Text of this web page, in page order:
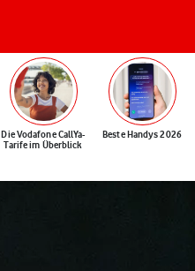
Die Vodafone CallYa-
Tarife im Überblick
Beste Handys 2026